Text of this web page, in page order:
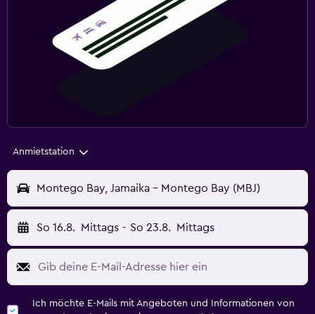
Anmietstation
Montego Bay, Jamaika - Montego Bay (MBJ)
So 16.8. Mittags - So 23.8. Mittags
Ich möchte E-Mails mit Angeboten und Informationen von